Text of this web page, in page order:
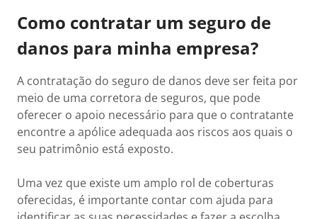
Como contratar um seguro de
danos para minha empresa?
A contratação do seguro de danos deve ser feita por
meio de uma corretora de seguros, que pode
oferecer o apoio necessário para que o contratante
encontre a apólice adequada aos riscos aos quais o
seu patrimônio está exposto.
Uma vez que existe um amplo rol de coberturas
oferecidas, é importante contar com ajuda para